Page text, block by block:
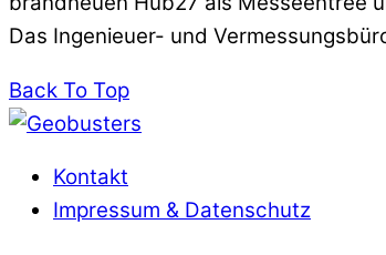
Das Ingenieuer- und
Back To Top
Kontakt
Impressum & Datenschutz